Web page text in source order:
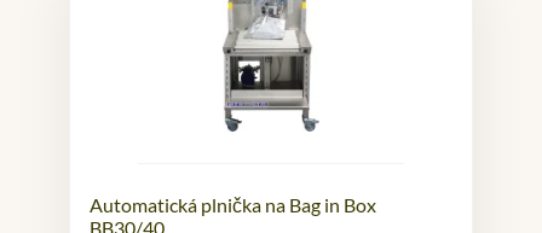
Automatická plnička na Bag in Box
BB30/40